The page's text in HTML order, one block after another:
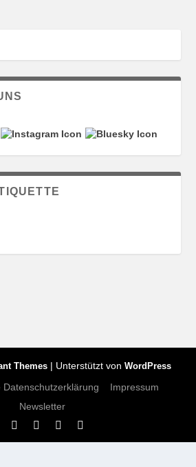
Themes| Unterstützt von WordPress
Datenschutzerklärung
Impressum
Newsletter